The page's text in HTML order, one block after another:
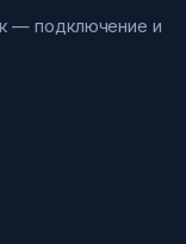
— подключение и